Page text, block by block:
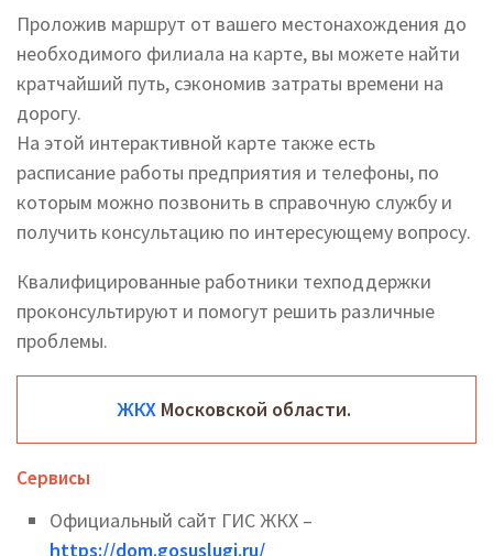
Проложив маршрут от вашего местонахождения до
необходимого филиала на карте, вы можете найти
кратчайший путь, сэкономив затраты времени на
дорогу.
На этой интерактивной карте также есть
расписание работы предприятия и телефоны, по
которым можно позвонить в справочную службу и
получить консультацию по интересующему вопросу.
Квалифицированные работники техподдержки
проконсультируют и помогут решить различные
проблемы.
ЖКХ Московской области.
Сервисы
Официальный сайт ГИС ЖКХ –
https://dom.gosuslugi.ru/